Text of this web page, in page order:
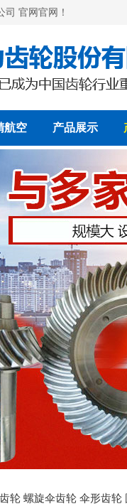
官网官网！
航空 产品展示
轮 螺旋伞齿轮 伞形齿轮